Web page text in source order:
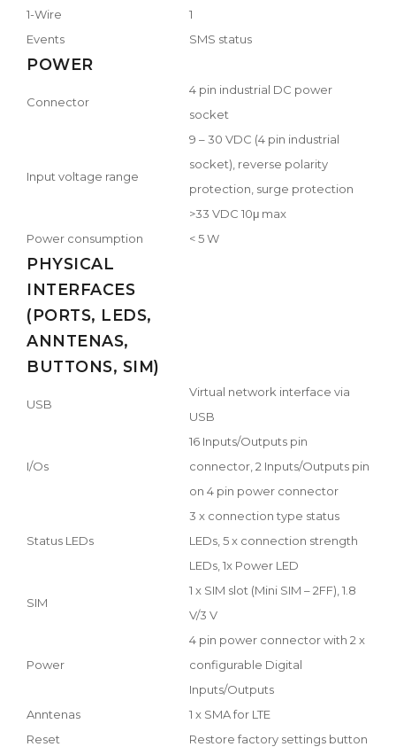
1-Wire
1
Events
SMS status
POWER
Connector
4 pin industrial DC power
socket
Input voltage range
9 – 30 VDC (4 pin industrial
socket), reverse polarity
protection, surge protection
>33 VDC 10μ max
Power consumption
< 5 W
PHYSICAL
INTERFACES
(PORTS, LEDS,
ANNTENAS,
BUTTONS, SIM)
USB
Virtual network interface via
USB
I/Os
16 Inputs/Outputs pin
connector, 2 Inputs/Outputs pin
on 4 pin power connector
Status LEDs
3 x connection type status
LEDs, 5 x connection strength
LEDs, 1x Power LED
SIM
1 x SIM slot (Mini SIM – 2FF), 1.8
V/3 V
Power
4 pin power connector with 2 x
configurable Digital
Inputs/Outputs
Anntenas
1 x SMA for LTE
Reset
Restore factory settings button